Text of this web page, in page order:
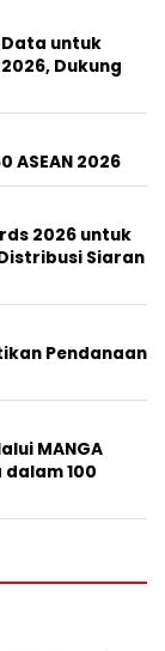
Data untuk
Dukung
ASEAN 2026
2026 untuk
Siaran
Pendanaan
MANGA
100